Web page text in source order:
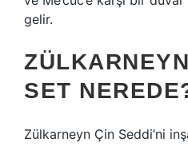
gelir.
SET
Zülkarneyn Çin Seddi’ni